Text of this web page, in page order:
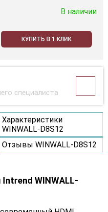
В наличии
КУПИТЬ В 1 КЛИК
специалиста
Характеристики
WINWALL-D8S12
Отзывы WINWALL-D8S12
WINWALL-